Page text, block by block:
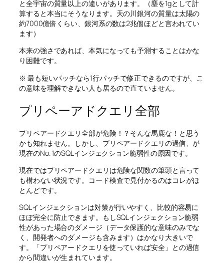
と全宇宙の質量以上の違いがあります。（塵を1gとして計
算すると本当にそうなります。天の川銀河の質量は太陽の
約7000億倍くらい、銀河系の数は2兆個ほどと言われてい
ます）
本来の強さであれば、本気になっても予測することはかな
り困難です。
※ 最も短いパッチなら1行パッチで修正できるのですが、こ
の意味を理解できない人も居るので直ていません。
プリペーアドクエリ全部
プリペアードクエリ全部が危険！？そんな馬鹿な！と思う
かも知れません。しかし、プリペアードクエリの過信、が
現在のNo. 1のSQLインジェクション脆弱性の原因です。
現在ではプリペアードクエリは危険な関数の筆頭と言って
も構わない状況です。コード検査で見付かるのはコレがほ
とんどです。
SQLインジェクションは対策が行いやすく、比較的容易に
ほぼ完全に防止できます。もしSQLインジェクション脆弱
性があった場合のダメージ（データ保護的な意味のみでな
く、開発者へのダメージも含みます）はかなり大きいで
す。「プリペアードクエリを使っていれば安全」との過信
から間違いが生まれています。